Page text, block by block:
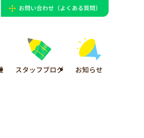
スタッフブログ お知らせ
お問い合わせ（よくある質問）